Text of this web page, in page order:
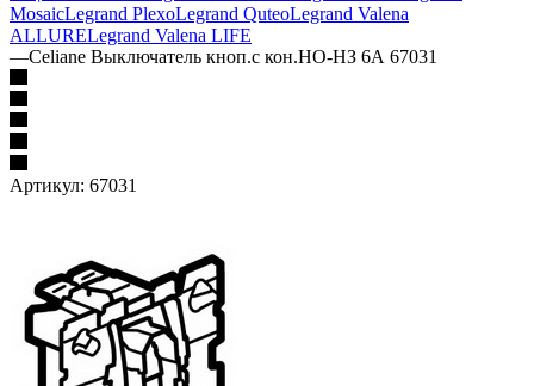
MosaicLegrand PlexoLegrand QuteoLegrand Valena
ALLURELegrand Valena LIFE
—Celiane Выключатель кноп.с кон.НО-НЗ 6А 67031
Артикул: 67031